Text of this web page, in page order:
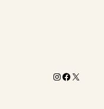
Instagram
X